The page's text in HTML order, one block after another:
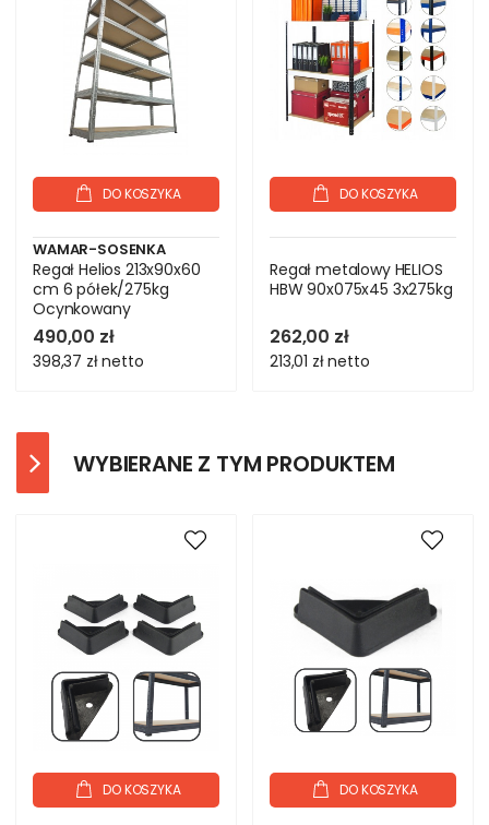
DO KOSZYKA
WAMAR-SOSENKA
Regał Helios 213x90x60
cm 6 półek/275kg
Ocynkowany
490,00 zł
398,37 złnetto
DO KOSZYKA
Regał metalowy HELIOS
HBW 90x075x45 3x275kg
262,00 zł
213,01 złnetto
WYBIERANE Z TYM PRODUKTEM
DO KOSZYKA DO KOSZYKA